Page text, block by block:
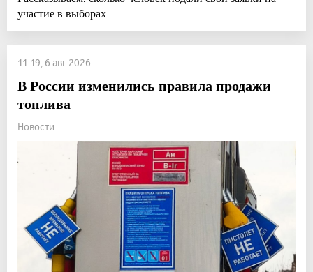
участие в выборах
11:19, 6 авг 2026
В России изменились правила продажи
топлива
Новости